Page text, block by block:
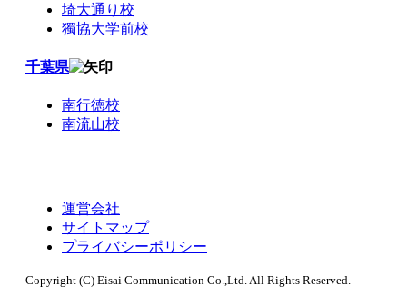
埼大通り校
獨協大学前校
千葉県
南行徳校
南流山校
運営会社
サイトマップ
プライバシーポリシー
Copyright (C) Eisai Communication Co.,Ltd. All Rights Reserved.